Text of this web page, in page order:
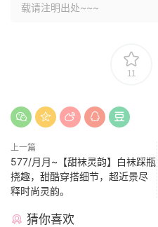
载请注明出处~~~
11
上一篇
577/月月~【甜袜灵韵】白袜踩瓶
挠趣，甜酷穿搭细节，超近景尽
释时尚灵韵。
猜你喜欢